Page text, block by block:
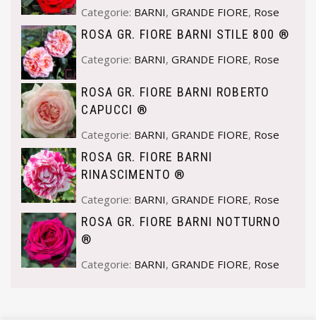
Categorie: BARNI,GRANDE FIORE, Rose
ROSA GR. FIORE BARNI STILE 800 ®
Categorie: BARNI,GRANDE FIORE, Rose
ROSA GR. FIORE BARNI ROBERTO
CAPUCCI ®
Categorie: BARNI,GRANDE FIORE, Rose
ROSA GR. FIORE BARNI
RINASCIMENTO ®
Categorie: BARNI,GRANDE FIORE, Rose
ROSA GR. FIORE BARNI NOTTURNO
®
Categorie: BARNI,GRANDE FIORE, Rose